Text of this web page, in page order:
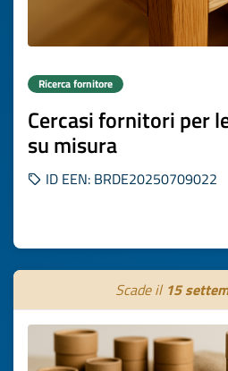
Ricerca fornitore
Cercasi fornitori per
su misura
ID EEN: BRDE20250709022
Scade il 15